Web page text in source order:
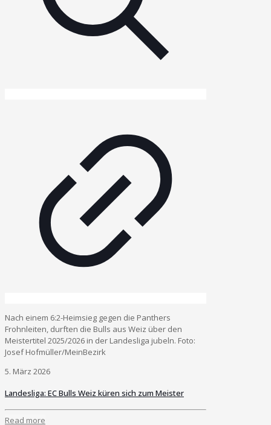
Nach einem 6:2-Heimsieg gegen die Panthers
Frohnleiten, durften die Bulls aus Weiz über den
Meistertitel 2025/2026 in der Landesliga jubeln. Foto:
Josef Hofmüller/MeinBezirk
5. März 2026
Landesliga: EC Bulls Weiz küren sich zum Meister
Read more